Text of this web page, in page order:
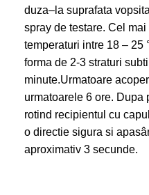
duza–la suprafata
spray de testare. Cel
temperaturi intre 18 – 25
forma de 2-3 straturi
minute.Urmatoare
urmatoarele 6 ore. Dupa
rotind recipientul cu
o directie sigura si
aproximativ 3 secunde.